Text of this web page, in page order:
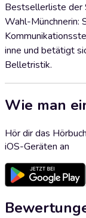
Bestsellerliste der
Wahl-Münchnerin:
inne und betätigt
Belletristik.
Wie man
Hör dir das
iOS-Geräten an